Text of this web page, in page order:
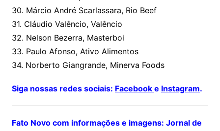
30. Márcio André Scarlassara, Rio Beef
31. Cláudio Valêncio, Valêncio
32. Nelson Bezerra, Masterboi
33. Paulo Afonso, Ativo Alimentos
34. Norberto Giangrande, Minerva Foods
Siga nossas redes sociais: Facebook e Instagram.
Fato Novo com informações e imagens: Jornal de